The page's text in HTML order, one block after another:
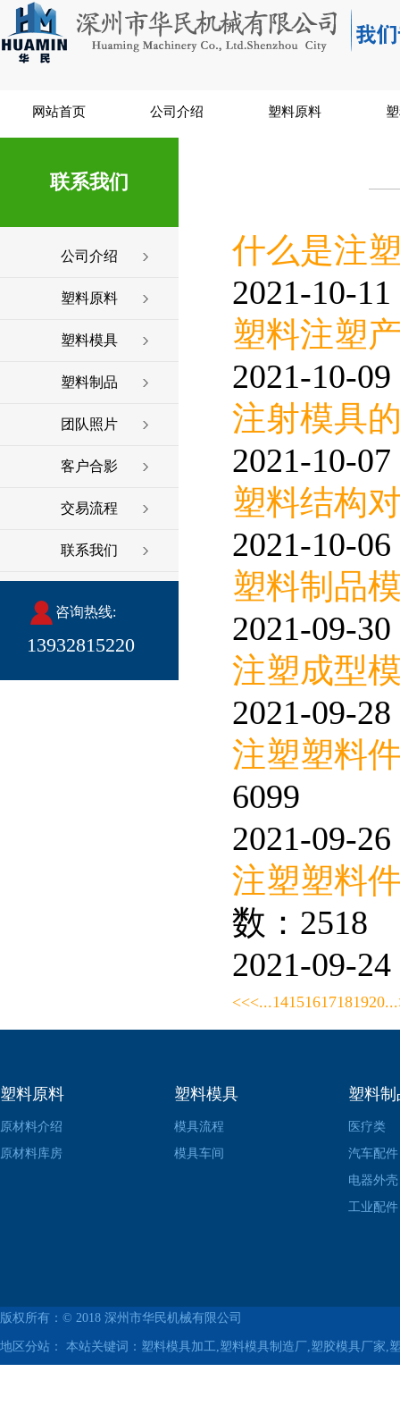
网站首页 公司介绍 塑料原料
联系我们
公司介绍
塑料原料
塑料模具
塑料制品
团队照片
客户合影
交易流程
联系我们
咨询热线:
13932815220
什么是注
2021-10-
塑料注塑
2021-10-
注射模具
2021-10-
塑料结构
2021-10-
塑料制品
2021-09-
注塑成型
2021-09-
注塑塑料
6099
2021-09-
注塑塑料
数：2518
2021-09-
<<<...14151617181920...
塑料原料
原材料介绍
原材料库房
塑料模具
模具流程
模具车间
塑料制
医疗类
汽车配件
电器外壳
工业配件
版权所有：© 2018 深州市华民机械有限公司
地区分站： 本站关键词：塑料模具加工,塑料模具制造厂,塑胶模具厂家,